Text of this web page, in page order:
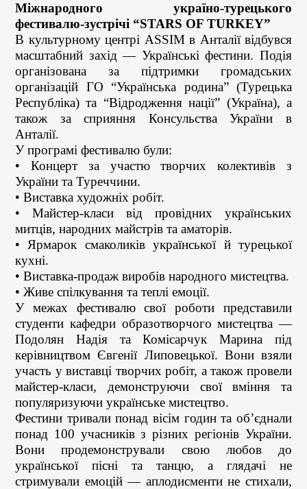
Міжнародного україно-турецького
фестивалю-зустрічі “STARS OF TURKEY”
В культурному центрі ASSIM в Анталії відбувся
масштабний захід — Українські фестини. Подія
організована за підтримки громадських
організацій ГО “Українська родина” (Турецька
Республіка) та “Відродження нації” (Україна), а
також за сприяння Консульства України в
Анталії.
У програмі фестивалю були:
• Концерт за участю творчих колективів з
України та Туреччини.
• Виставка художніх робіт.
• Майстер-класи від провідних українських
митців, народних майстрів та аматорів.
• Ярмарок смаколиків української й турецької
кухні.
• Виставка-продаж виробів народного мистецтва.
• Живе спілкування та теплі емоції.
У межах фестивалю свої роботи представили
студенти кафедри образотворчого мистецтва —
Подолян Надія та Комісарчук Марина під
керівництвом Євгенії Липовецької. Вони взяли
участь у виставці творчих робіт, а також провели
майстер-класи, демонструючи свої вміння та
популяризуючи українське мистецтво.
Фестини тривали понад вісім годин та об’єднали
понад 100 учасників з різних регіонів України.
Вони продемонстрували свою любов до
української пісні та танцю, а глядачі не
стримували емоцій — аплодисменти не стихали,